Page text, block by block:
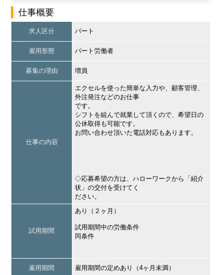
仕事概要
求人区分 パート
雇用形態 パート労働者
募集の理由 増員
仕事の内容
エクセルを使った簡単な入力や、顧客管理、
外注発注などのお仕事
です。
シフトを組んで就業して頂くので、希望日の
公休取得も可能です。
お問い合わせ頂いた電話対応もあります。
◇応募希望の方は、ハローワークから「紹介
状」の交付を受けてく
ださい。
試用期間
あり（２ヶ月）
試用期間中の労働条件
同条件
雇用期間 雇用期間の定めあり（4ヶ月未満）